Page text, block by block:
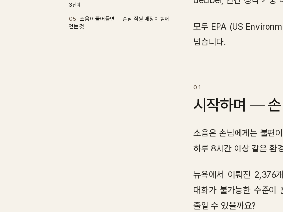
3단계
소음이 줄어들면 — 손님·직원·매장이 함께
얻는 것
모두 EPA (US
넘습니다.
시작하며 — 손
소음은 손님에게는 불편
하루 8시간 이상 같은 환
뉴욕에서 이뤄진 2,376
대화가 불가능한 수준이
줄일 수 있을까요?